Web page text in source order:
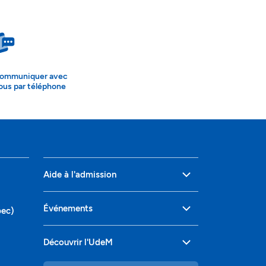
avec
par téléphone
Aide à l'admission
Événements
Découvrir l'UdeM